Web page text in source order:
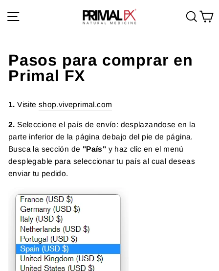
directamente
Pasos para comprar en
Primal FX
1. Visite shop.viveprimal.com
2. Seleccione el país de envío: desplazandose en la
parte inferior de la página debajo del pie de página.
Busca la sección de "País" y haz clic en el menú
desplegable para seleccionar tu país al cual deseas
enviar tu pedido.